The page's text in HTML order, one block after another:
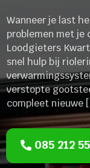
Wanneer je last
problemen met je
Loodgieters
snel hulp bij
verstopte
compleet nieuwe
085 212